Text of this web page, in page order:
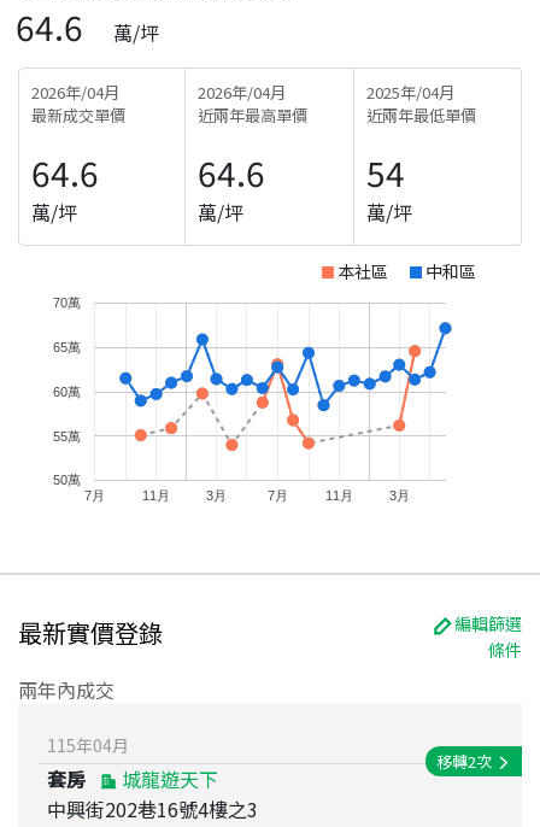
64.6 萬/坪
2026年/04月
最新成交單價
64.6
萬/坪
2026年/04月
近兩年最高單價
64.6
萬/坪
2025年/04月
近兩年最低單價
54
萬/坪
本社區 中和區
7月 11月 3月 7月 11月 3月
50萬
55萬
60萬
65萬
70萬
最新實價登錄
編輯篩選
條件
兩年內成交
115年04月
套房
城龍遊天下
中興街202巷16號4樓之3
移轉2次